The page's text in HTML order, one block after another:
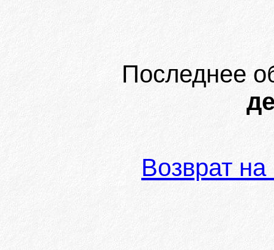
Последнее
Возврат